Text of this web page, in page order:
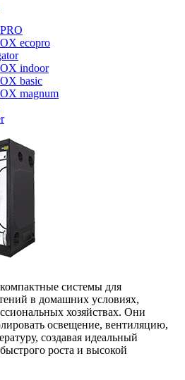
ecopro
indoor
basic
magnum
системы для
в домашних условиях,
хозяйствах. Они
освещение, вентиляцию,
создавая идеальный
роста и высокой